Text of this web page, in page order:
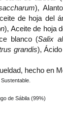
),
de hoja del
), Aceite de hoja
blanco (Salix
grandis),
hecho en
de Sábila (99%)